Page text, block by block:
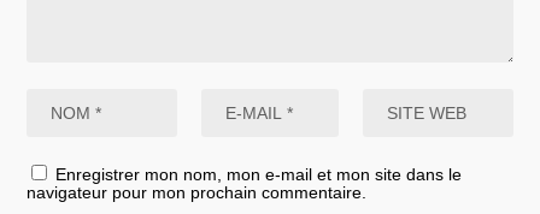
Enregistrer mon nom, mon e-mail et mon site dans le
navigateur pour mon prochain commentaire.